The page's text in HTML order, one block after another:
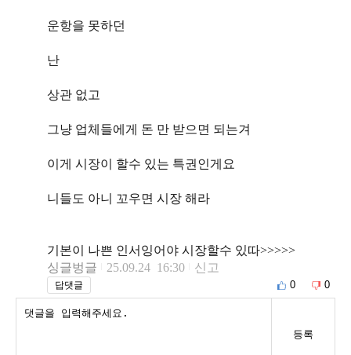
운항을 못하던
난
상관 없고
그냥 업체들에게 돈 만 받으면 되는겨
이게 시장이 할수 있는 특권인게요
니들도 아니 꼬우면 시장 해라
기본이 나쁜 인서잉어야 시장할수 있따>>>>>
싱글벙글
25.09.24 16:30 신고
답댓글 0 0
등록